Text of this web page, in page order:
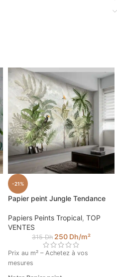
-21%
Papier peint Jungle Tendance
Papiers Peints Tropical, TOP
VENTES
315Dh 250 Dh/m²
Prix au m² – Achetez à vos
mesures